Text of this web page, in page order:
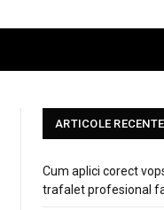
ARTICOLE RECENTE
Cum aplici corect
trafalet profesional